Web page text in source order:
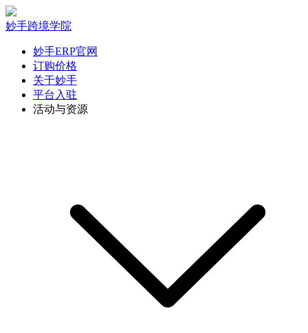
妙手跨境学院
妙手ERP官网
订购价格
关于妙手
平台入驻
活动与资源